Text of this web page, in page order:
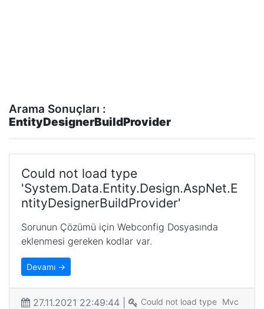
Arama Sonuçları :
EntityDesignerBuildProvider
Could not load type
'System.Data.Entity.Design.AspNet.E
ntityDesignerBuildProvider'
Sorunun Çözümü için Webconfig Dosyasında
eklenmesi gereken kodlar var.
Devamı →
27.11.2021 22:49:44 | Mvc
Could not load type